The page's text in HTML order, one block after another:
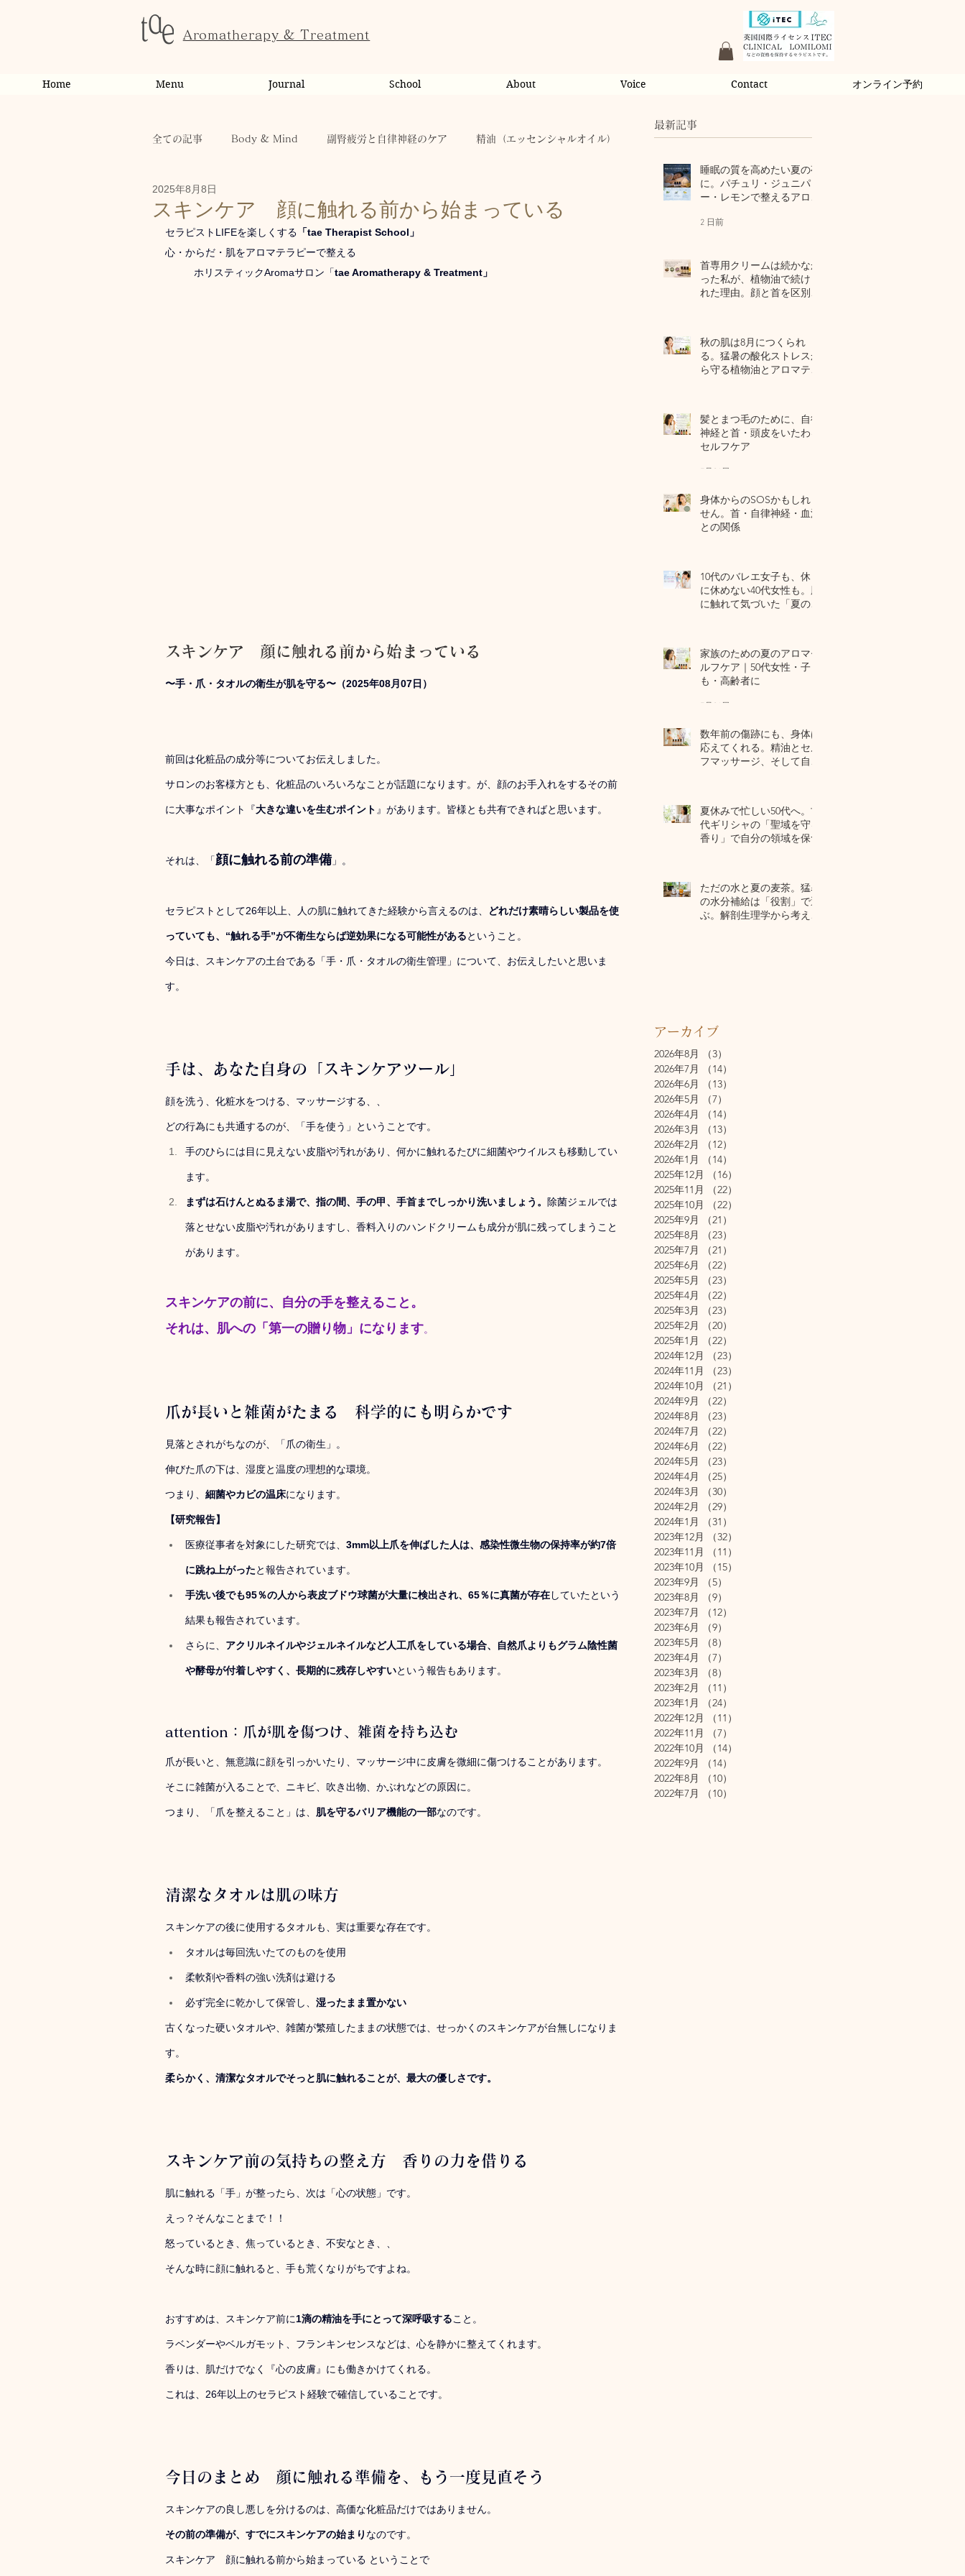
Aromatherapy & Treatment
Home Menu Journal School About Voice Contact オンライン予約
全ての記事 Body & Mind 副腎疲労と自律神経のケア 精油（エッセンシャルオイル）
お客様の変化・ご感想
お知らせ スクール・講座 健康
スキンケア 顔に触れる前から始まっている
2025年8月8日
セラピストLIFEを楽しくする 「tae Therapist School」
心・からだ・肌をアロマテラピーで整える
ホリスティックAromaサロン「tae Aromatherapy & Treatment」
スキンケア　顔に触れる前から始まっている
〜手・爪・タオルの衛生が肌を守る〜（2025年08月07日）
前回は化粧品の成分等についてお伝えしました。
サロンのお客様方とも、化粧品のいろいろなことが話題になります。が、顔のお手入れをするその前
に大事なポイント『大きな違いを生むポイント 』があります。皆様とも共有できればと思います。
それは、「顔に触れる前の準備」。
セラピストとして26年以上、人の肌に触れてきた経験から言えるのは、 どれだけ素晴らしい製品を使
っていても、“触れる手”が不衛生ならば逆効果になる可能性があるということ。
今日は、スキンケアの土台である「手・爪・タオルの衛生管理」について、お伝えしたいと思いま
す。
手は、あなた自身の「スキンケアツール」
顔を洗う、化粧水をつける、マッサージする、、
どの行為にも共通するのが、「手を使う」ということです。
手のひらには目に見えない皮脂や汚れがあり、何かに触れるたびに細菌やウイルスも移動してい
ます。
まずは石けんとぬるま湯で、指の間、手の甲、手首までしっかり洗いましょう。 除菌ジェルでは
落とせない皮脂や汚れがありますし、香料入りのハンドクリームも成分が肌に残ってしまうこと
があります。
スキンケアの前に、自分の手を整えること。
それは、肌への「第一の贈り物」になります。
爪が長いと雑菌がたまる　科学的にも明らかです
見落とされがちなのが、「爪の衛生」。
伸びた爪の下は、湿度と温度の理想的な環境。
つまり、 細菌やカビの温床になります。
【研究報告】
医療従事者を対象にした研究では、 3mm以上爪を伸ばした人は、感染性微生物の保持率が約7倍
に跳ね上がったと報告されています。
手洗い後でも95％の人から表皮ブドウ球菌が大量に検出され、65％に真菌が存在していたという
結果も報告されています。
さらに、 アクリルネイルやジェルネイルなど人工爪をしている場合、自然爪よりもグラム陰性菌
や酵母が付着しやすく、長期的に残存しやすいという報告もあります。
attention：爪が肌を傷つけ、雑菌を持ち込む
爪が長いと、無意識に顔を引っかいたり、マッサージ中に皮膚を微細に傷つけることがあります。
そこに雑菌が入ることで、ニキビ、吹き出物、かぶれなどの原因に。
つまり、「爪を整えること」は、 肌を守るバリア機能の一部なのです。
清潔なタオルは肌の味方
スキンケアの後に使用するタオルも、実は重要な存在です。
タオルは毎回洗いたてのものを使用
柔軟剤や香料の強い洗剤は避ける
必ず完全に乾かして保管し、 湿ったまま置かない
古くなった硬いタオルや、雑菌が繁殖したままの状態では、せっかくのスキンケアが台無しになりま
す。
柔らかく、清潔なタオルでそっと肌に触れることが、最大の優しさです。
スキンケア前の気持ちの整え方　香りの力を借りる
肌に触れる「手」が整ったら、次は「心の状態」です。
えっ？そんなことまで！！
怒っているとき、焦っているとき、不安なとき、、
そんな時に顔に触れると、手も荒くなりがちですよね。
おすすめは、スキンケア前に1滴の精油を手にとって深呼吸すること。
ラベンダーやベルガモット、フランキンセンスなどは、心を静かに整えてくれます。
香りは、肌だけでなく『心の皮膚』にも働きかけてくれる。
これは、26年以上のセラピスト経験で確信していることです。
今日のまとめ　顔に触れる準備を、もう一度見直そう
スキンケアの良し悪しを分けるのは、高価な化粧品だけではありません。
その前の準備が、すでにスキンケアの始まり なのです。
スキンケア　顔に触れる前から始まっている ということで
最新記事
睡眠の質を高めたい夏の夜
に。パチュリ・ジュニパ
ー・レモンで整えるアロマ
2 日前
首専用クリームは続かなか
った私が、植物油で続けら
れた理由。顔と首を区別し
秋の肌は8月につくられ
る。猛暑の酸化ストレスか
ら守る植物油とアロマテラ
髪とまつ毛のために、自律
神経と首・頭皮をいたわる
セルフケア
7月31日
身体からのSOSかもしれま
せん。首・自律神経・血流
との関係
10代のバレエ女子も、休日
に休めない40代女性も。肌
に触れて気づいた「夏の全
家族のための夏のアロマセ
ルフケア｜50代女性・子ど
も・高齢者に
7月24日
数年前の傷跡にも、身体は
応えてくれる。精油とセル
フマッサージ、そして自己
夏休みで忙しい50代へ。古
代ギリシャの「聖域を守る
香り」で自分の領域を保つ
ただの水と夏の麦茶。猛暑
の水分補給は「役割」で選
ぶ。解剖生理学から考える
アーカイブ
2026年8月
（3）
2026年7月
（14）
2026年6月
（13）
2026年5月
（7）
2026年4月
（14）
2026年3月
（13）
2026年2月
（12）
2026年1月
（14）
2025年12月
（16）
2025年11月
（22）
2025年10月
（22）
2025年9月
（21）
2025年8月
（23）
2025年7月
（21）
2025年6月
（22）
2025年5月
（23）
2025年4月
（22）
2025年3月
（23）
2025年2月
（20）
2025年1月
（22）
2024年12月
（23）
2024年11月
（23）
2024年10月
（21）
2024年9月
（22）
2024年8月
（23）
2024年7月
（22）
2024年6月
（22）
2024年5月
（23）
2024年4月
（25）
2024年3月
（30）
2024年2月
（29）
2024年1月
（31）
2023年12月
（32）
2023年11月
（11）
2023年10月
（15）
2023年9月
（5）
2023年8月
（9）
2023年7月
（12）
2023年6月
（9）
2023年5月
（8）
2023年4月
（7）
2023年3月
（8）
2023年2月
（11）
2023年1月
（24）
2022年12月
（11）
2022年11月
（7）
2022年10月
（14）
2022年9月
（14）
2022年8月
（10）
2022年7月
（10）